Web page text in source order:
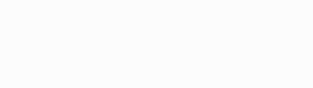
2026…